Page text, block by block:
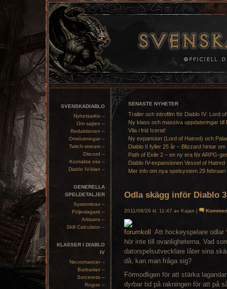
SVENSKADIABLO
Nyhetsarkiv –
Om sajten –
Redaktionen –
Omröstningar –
Twitch-stream –
Discord –
Kontakta oss –
Diablo IV-klan –
GENERELLA
SPELDETALJER
Systemkrav –
Följeslagare –
Artisans –
Skill Calculator –
KLASSER I DIABLO
IV
Necromancer –
Barbarian –
Sorceress –
Rogue –
SENASTE NYHETER
Trailer och introfilm för Diablo IV: Lord
Ny klass och massiva uppdateringar till
Vila i frid Icerat!
Ny expansion (Lord of Hatred) och
Diablo II fyller 25 år – Blizzard hintar om
Path of Exile 2 – en ny era för ARPG-
Diablo IV-expansionen Vessel of
Mer info om nya spelsystem 29 februari
Odla skägg inför Diablo 3
2011/08/26 kl. 11:47 av Kajan |
Att hockeyspelare odlar
hör inte till ovanligheterna. Vad
datorspelsutvecklare låter sina
då, kan man fråga sig?
Förmodligen för att stärka
dyrbar tid på rakningen för att på